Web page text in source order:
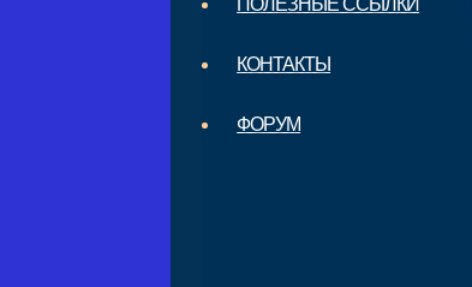
КОНТАКТЫ
ФОРУМ